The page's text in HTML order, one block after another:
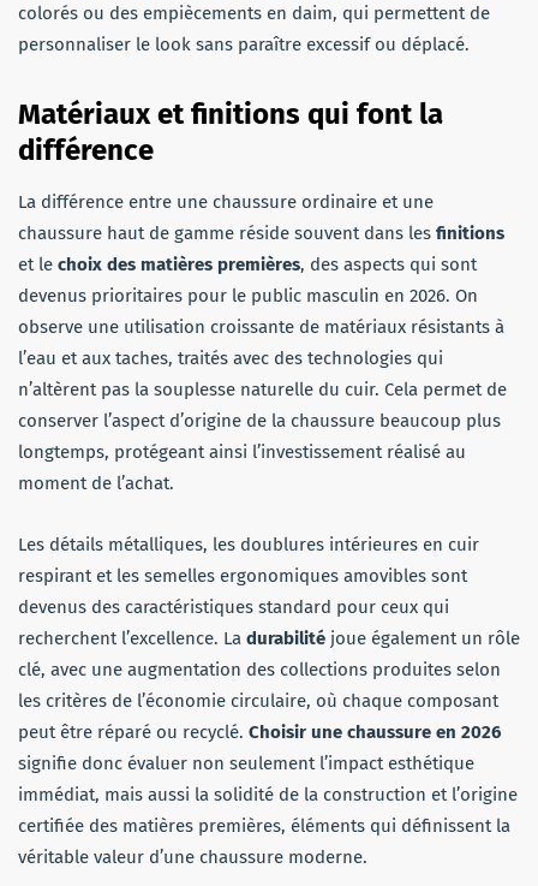
colorés ou des empiècements en daim, qui permettent de
personnaliser le look sans paraître excessif ou déplacé.
Matériaux et finitions qui font la
différence
La différence entre une chaussure ordinaire et une
chaussure haut de gamme réside souvent dans les finitions
et le choix des matières premières, des aspects qui sont
devenus prioritaires pour le public masculin en 2026. On
observe une utilisation croissante de matériaux résistants à
l’eau et aux taches, traités avec des technologies qui
n’altèrent pas la souplesse naturelle du cuir. Cela permet de
conserver l’aspect d’origine de la chaussure beaucoup plus
longtemps, protégeant ainsi l’investissement réalisé au
moment de l’achat.
Les détails métalliques, les doublures intérieures en cuir
respirant et les semelles ergonomiques amovibles sont
devenus des caractéristiques standard pour ceux qui
recherchent l’excellence. La durabilité joue également un rôle
clé, avec une augmentation des collections produites selon
les critères de l’économie circulaire, où chaque composant
peut être réparé ou recyclé. Choisir une chaussure en 2026
signifie donc évaluer non seulement l’impact esthétique
immédiat, mais aussi la solidité de la construction et l’origine
certifiée des matières premières, éléments qui définissent la
véritable valeur d’une chaussure moderne.